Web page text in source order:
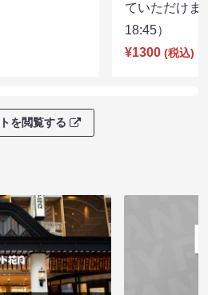
ていただけ
18:45）
¥1300 (税込)
を閲覧する